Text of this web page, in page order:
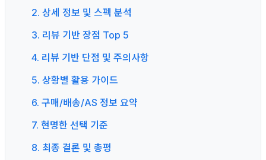
2. 상세 정보 및 스펙 분석
3. 리뷰 기반 장점 Top 5
4. 리뷰 기반 단점 및 주의사항
5. 상황별 활용 가이드
6. 구매/배송/AS 정보 요약
7. 현명한 선택 기준
8. 최종 결론 및 총평